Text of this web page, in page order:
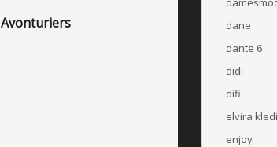
dane
dante 6
didi
difi
elvira
enjoy